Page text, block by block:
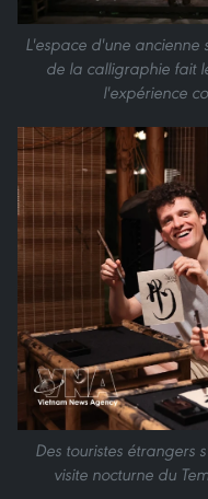
L'espace d'une ancienne
de la calligraphie fait
l'expérience
Des touristes étrangers
visite nocturne du